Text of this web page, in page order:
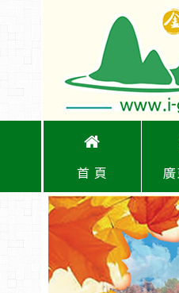
首 頁